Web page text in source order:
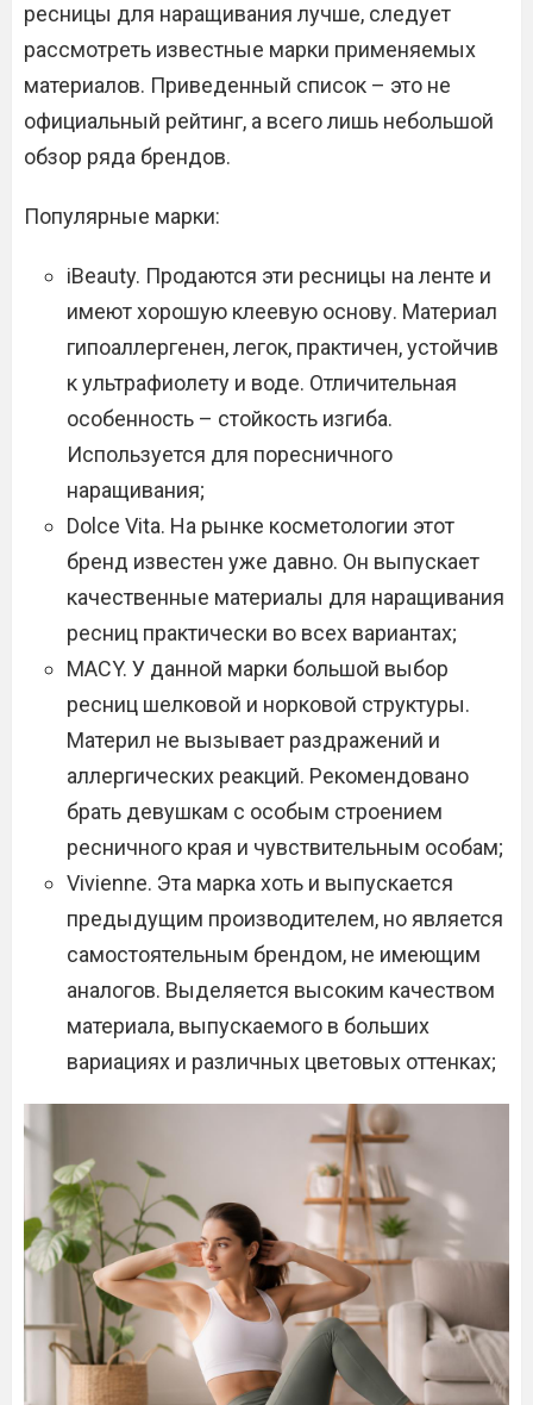
ресницы для наращивания лучше, следует
рассмотреть известные марки применяемых
материалов. Приведенный список – это не
официальный рейтинг, а всего лишь небольшой
обзор ряда брендов.
Популярные марки:
iBeauty. Продаются эти ресницы на ленте и
имеют хорошую клеевую основу. Материал
гипоаллергенен, легок, практичен, устойчив
к ультрафиолету и воде. Отличительная
особенность – стойкость изгиба.
Используется для поресничного
наращивания;
Dolce Vita. На рынке косметологии этот
бренд известен уже давно. Он выпускает
качественные материалы для наращивания
ресниц практически во всех вариантах;
MACY. У данной марки большой выбор
ресниц шелковой и норковой структуры.
Материл не вызывает раздражений и
аллергических реакций. Рекомендовано
брать девушкам с особым строением
ресничного края и чувствительным особам;
Vivienne. Эта марка хоть и выпускается
предыдущим производителем, но является
самостоятельным брендом, не имеющим
аналогов. Выделяется высоким качеством
материала, выпускаемого в больших
вариациях и различных цветовых оттенках;